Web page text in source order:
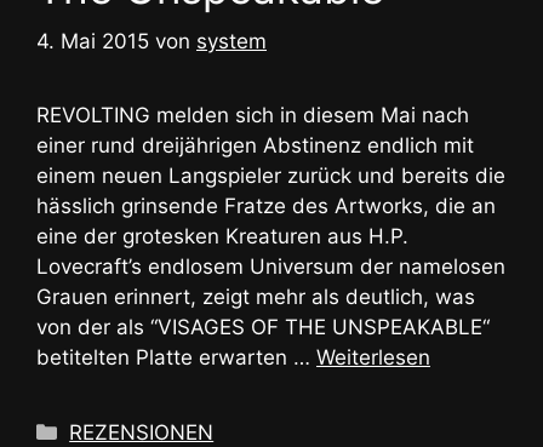
4. Mai 2015 von system
REVOLTING melden sich in diesem Mai nach
einer rund dreijährigen Abstinenz endlich mit
einem neuen Langspieler zurück und bereits die
hässlich grinsende Fratze des Artworks, die an
eine der grotesken Kreaturen aus H.P.
Lovecraft’s endlosem Universum der namelosen
Grauen erinnert, zeigt mehr als deutlich, was
von der als “VISAGES OF THE UNSPEAKABLE“
betitelten Platte erwarten … Weiterlesen
Kategorien
REZENSIONEN